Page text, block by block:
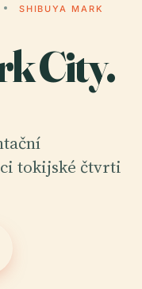
SHIBUYA MARK
City.
tokijské čtvrti